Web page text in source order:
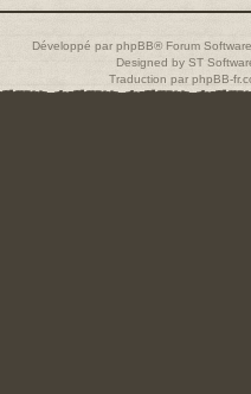
Développé par phpBB® Forum
Designed by ST
Traduction par phpBB-